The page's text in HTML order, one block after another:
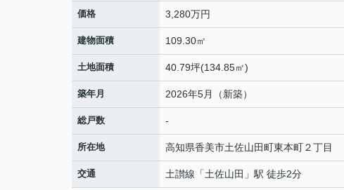
価格 3,280万円
建物面積 109.30㎡
土地面積 40.79坪(134.85㎡)
築年月 2026年5月（新築）
総戸数 -
所在地 高知県香美市土佐山田町東本町２丁目
交通 土讃線 「土佐山田 」駅 徒歩2分